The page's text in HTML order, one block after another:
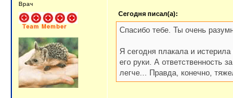
Врач
Сегодня писал(а):
Спасибо тебе. Ты очень
Я сегодня плакала и
его руки. А ответственность
легче... Правда, конечно,